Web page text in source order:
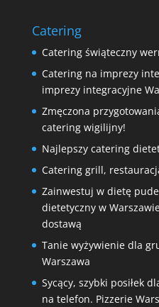
Catering
Catering świąteczny
Catering na imprezy
imprezy integracyjne
Zmęczona
catering wigilijny!
Najlepszy catering
Catering grill,
Zainwestuj w dietę
dietetyczny w
dostawą
Tanie wyżywienie dla
Warszawa
Sycący, szybki posiłek
na telefon. Pizzerie